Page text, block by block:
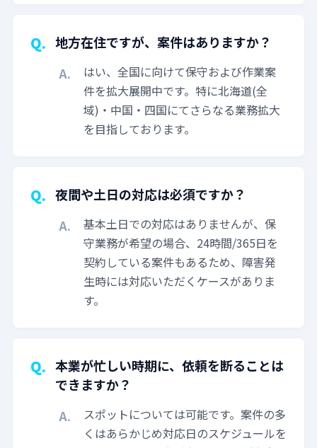
地方在住ですが、案件はありますか？
はい、全国に向けて保守および作業案
件を拡大展開中です。特に北海道(全
域)・中国・四国にてさらなる業務拡大
を目指しております。
夜間や土日の対応は必須ですか？
基本土日での対応はありませんが、保
守業務が希望の場合、24時間/365日を
契約している案件もあるため、障害発
生時には対応いただくケースがありま
す。
本業が忙しい時期に、依頼を断ることは
できますか？
スポットについては可能です。案件の多
くはあらかじめ対応日のスケジュールを